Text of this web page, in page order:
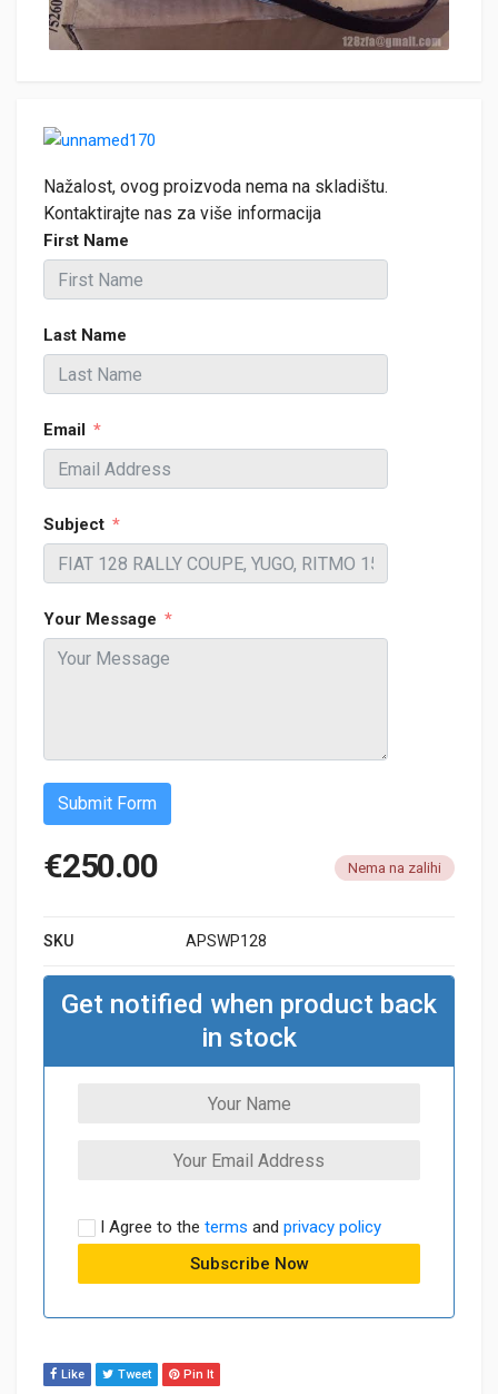
Nažalost, ovog proizvoda nema na skladištu.
Kontaktirajte nas za više informacija
First Name
Last Name
Email
Subject
Your Message
Submit Form
€250.00 Nema na zalihi
SKU APSWP128
Get notified when product back
in stock
I Agree to the terms and privacy policy
Like Tweet Pin It